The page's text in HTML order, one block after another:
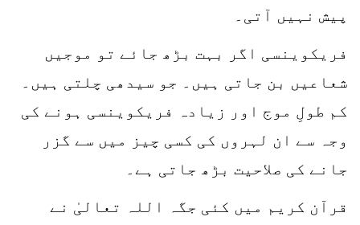
پیش نہیں آتی۔
فریکوینسی اگر بہت بڑھ جائے تو موجیں
شعاعیں بن جاتی ہیں۔ جو سیدھی چلتی ہیں۔
کم طولِ موج اور زیادہ فریکوینسی ہونے کی
وجہ سے ان لہروں کی کسی چیز میں سے گزر
جانے کی صلاحیت بڑھ جاتی ہے۔
قرآن کریم میں کئی جگہ اللہ تعالیٰ نے